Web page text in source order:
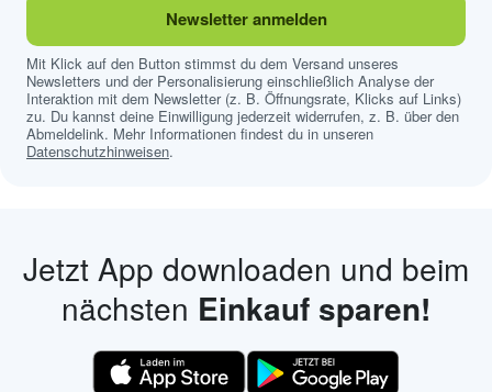
Newsletter anmelden
Mit Klick auf den Button stimmst du dem Versand unseres
Newsletters und der Personalisierung einschließlich Analyse der
Interaktion mit dem Newsletter (z. B. Öffnungsrate, Klicks auf Links)
zu. Du kannst deine Einwilligung jederzeit widerrufen, z. B. über den
Abmeldelink. Mehr Informationen findest du in unseren
Datenschutzhinweisen.
Jetzt App downloaden und beim
nächsten Einkauf sparen!